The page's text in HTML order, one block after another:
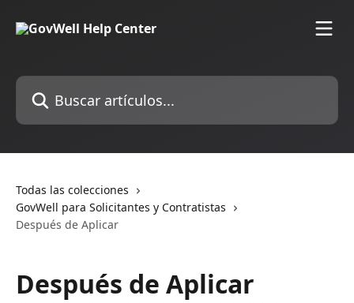
Buscar artículos...
Todas las colecciones
GovWell para Solicitantes y Contratistas
Después de Aplicar
Después de Aplicar